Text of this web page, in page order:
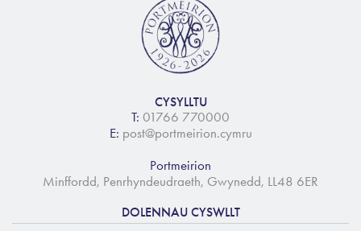
CYSYLLTU
T: 01766 770000
E: post@portmeirion.cymru
Portmeirion
Minffordd, Penrhyndeudraeth, Gwynedd, LL48 6ER
DOLENNAU CYSWLLT